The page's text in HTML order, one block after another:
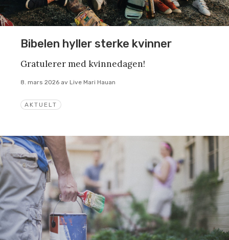
AKTUELT
Bibelen hyller sterke kvinner
Gratulerer med kvinnedagen!
8. mars 2026 av Live Mari Hauan